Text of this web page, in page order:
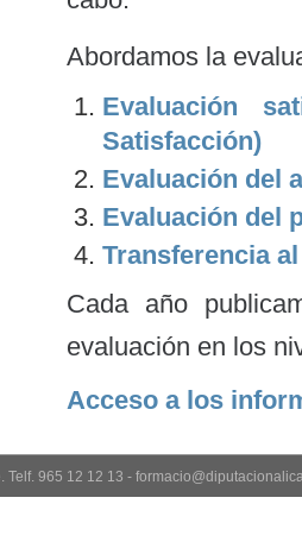
Abordamos la
Evaluación
Satisfacción)
Evaluación del
Evaluación del
Transferencia
Cada año
evaluación en los
Acceso a los
Telf. 965 12 12 13 -